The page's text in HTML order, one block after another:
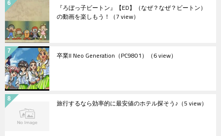
『ろぼっ子ビートン』【ED】（なぜ？なぜ？ビートン）
の動画を楽しもう！ （7 view）
卒業II Neo Generation（PC9801） （6 view）
旅行するなら効率的に最安値のホテル探そう♪ （5 view）